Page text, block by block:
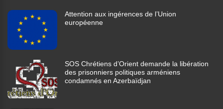
Attention aux ingérences de l’Union
européenne
SOS Chrétiens d’Orient demande la libération
des prisonniers politiques arméniens
condamnés en Azerbaïdjan